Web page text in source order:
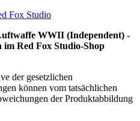
Fox Studio
WWII (Independent) -
im Red Fox Studio-Shop
der gesetzlichen
können vom tatsächlichen
der Produktabbildung